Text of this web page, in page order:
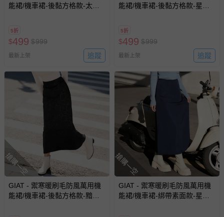
能裙/機車裙-後黏方格款-太空
5折
$499 $999
最新上架 追蹤
能裙/機車裙-後黏方格款-星霧
5折
$499 $999
最新上架 追蹤
搶購一空
GIAT - 禦寒暖刷毛防風萬用機
能裙/機車裙-後黏方格款-黯夜
搶購一空
GIAT - 禦寒暖刷毛防風萬用機
能裙/機車裙-綁帶素面款-星霧